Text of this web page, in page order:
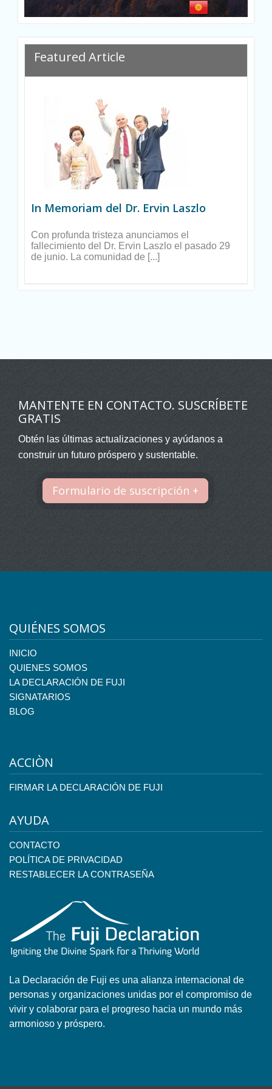
Featured Article
In Memoriam del Dr. Ervin Laszlo
Con profunda tristeza anunciamos el
fallecimiento del Dr. Ervin Laszlo el pasado 29
de junio. La comunidad de [...]
MANTENTE EN CONTACTO. SUSCRÍBETE
GRATIS
Obtén las últimas actualizaciones y ayúdanos a
construir un futuro próspero y sustentable.
Formulario de suscripción +
QUIÉNES SOMOS
INICIO
QUIENES SOMOS
LA DECLARACIÓN DE FUJI
SIGNATARIOS
BLOG
ACCIÒN
FIRMAR LA DECLARACIÓN DE FUJI
AYUDA
CONTACTO
POLÍTICA DE PRIVACIDAD
RESTABLECER LA CONTRASEÑA
La Declaración de Fuji es una alianza internacional de
personas y organizaciones unidas por el compromiso de
vivir y colaborar para el progreso hacia un mundo más
armonioso y próspero.